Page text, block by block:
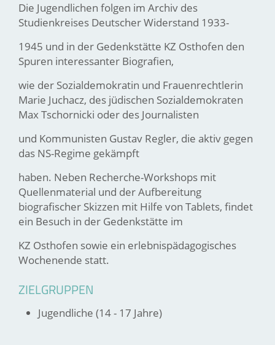
Die Jugendlichen folgen im Archiv des
Studienkreises Deutscher Widerstand 1933-
1945 und in der Gedenkstätte KZ Osthofen den
Spuren interessanter Biografien,
wie der Sozialdemokratin und Frauenrechtlerin
Marie Juchacz, des jüdischen Sozialdemokraten
Max Tschornicki oder des Journalisten
und Kommunisten Gustav Regler, die aktiv gegen
das NS-Regime gekämpft
haben. Neben Recherche-Workshops mit
Quellenmaterial und der Aufbereitung
biografischer Skizzen mit Hilfe von Tablets, findet
ein Besuch in der Gedenkstätte im
KZ Osthofen sowie ein erlebnispädagogisches
Wochenende statt.
ZIELGRUPPEN
Jugendliche (14 - 17 Jahre)